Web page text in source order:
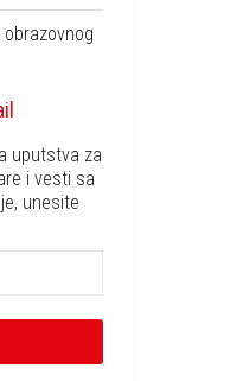
uputstva za
i vesti sa
unesite